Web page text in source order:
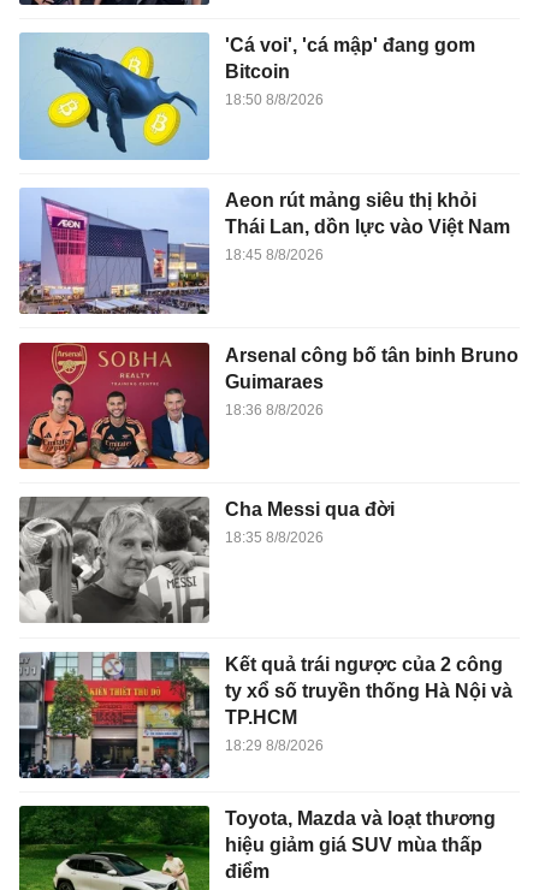
'Cá voi', 'cá mập' đang gom
Bitcoin
18:50 8/8/2026
Aeon rút mảng siêu thị khỏi
Thái Lan, dồn lực vào Việt Nam
18:45 8/8/2026
Arsenal công bố tân binh Bruno
Guimaraes
18:36 8/8/2026
Cha Messi qua đời
18:35 8/8/2026
Kết quả trái ngược của 2 công
ty xổ số truyền thống Hà Nội và
TP.HCM
18:29 8/8/2026
Toyota, Mazda và loạt thương
hiệu giảm giá SUV mùa thấp
điểm